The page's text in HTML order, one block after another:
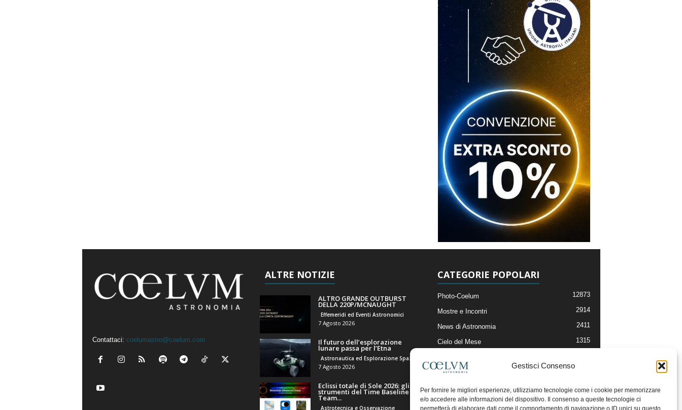
Gestisci Consenso
Per fornire le migliori esperienze, utilizziamo tecnologie come i cookie per memorizzare
e/o accedere alle informazioni del dispositivo. Il consenso a queste tecnologie ci
permetterà di elaborare dati come il comportamento di navigazione o ID unici su questo
Contattaci: coelumastro@coelum.com
ALTRE NOTIZIE
ALTRO GRANDE OUTBURST
DELLA 220P/MCNAUGHT
Effemeridi ed Eventi Astronomici
7 Agosto 2026
Il futuro dell’esplorazione
lunare passa per l’Etna
7 Agosto 2026
Eclissi totale di Sole 2026: gli
strumenti del Time Baseline
Team...
Astrotecnica e Osservazione
CATEGORIE POPOLARI
Photo-Coelum 12873
Mostre e Incontri 2914
News di Astronomia 2411
Cielo del Mese 1315
Articoli e Risorse On-Line
Il Blog della Redazione